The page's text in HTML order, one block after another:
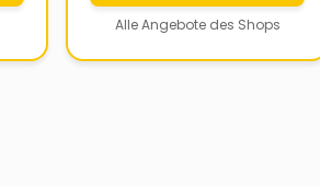
Alle Angebote des Shops